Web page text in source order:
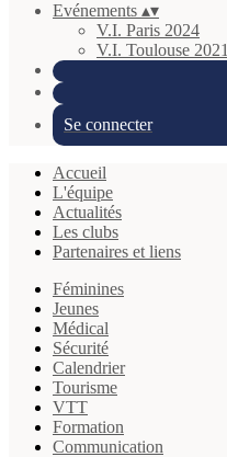
Evénements ▴▾
V.I. Paris 2024
V.I. Toulouse 2021
Se connecter
Accueil
L'équipe
Actualités
Les clubs
Partenaires et liens
Féminines
Jeunes
Médical
Sécurité
Calendrier
Tourisme
VTT
Formation
Communication